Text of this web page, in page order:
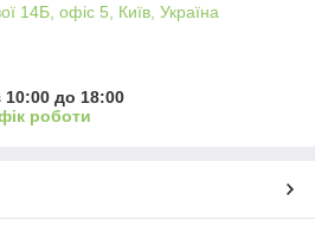
14Б, офіс 5, Київ, Україна
10:00 до 18:00
роботи